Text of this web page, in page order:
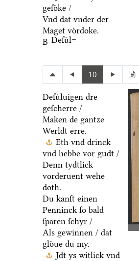
geſoͤke /
Vnd dat vnder der
Maget voͤrdoke.
B Deſuͤl=
10
Deſuͤluigen dre
geſcherre /
Maken de gantze
Werldt erre.
Eth vnd drinck
vnd hebbe vor gudt /
Denn tydtlick
vorderuent wehe
doth.
Du kanſt einen
Penninck ſo bald
ſparen ſchyr /
Als gewinnen / dat
gloͤue du my.
Jdt ys witlick vnd